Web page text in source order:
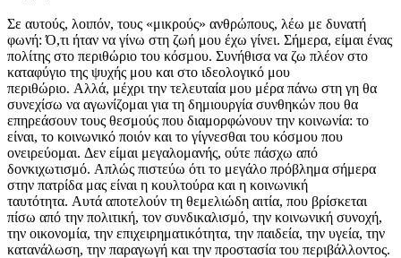
Σε αυτούς, λοιπόν, τους «μικρούς» ανθρώπους, λέω με δυνατή
φωνή: Ό,τι ήταν να γίνω στη ζωή μου έχω γίνει. Σήμερα, είμαι ένας
πολίτης στο περιθώριο του κόσμου. Συνήθισα να ζω πλέον στο
καταφύγιο της ψυχής μου και στο ιδεολογικό μου
περιθώριο. Αλλά, μέχρι την τελευταία μου μέρα πάνω στη γη θα
συνεχίσω να αγωνίζομαι για τη δημιουργία συνθηκών που θα
επηρεάσουν τους θεσμούς που διαμορφώνουν την κοινωνία: το
είναι, το κοινωνικό ποιόν και το γίγνεσθαι του κόσμου που
ονειρεύομαι. Δεν είμαι μεγαλομανής, ούτε πάσχω από
δονκιχωτισμό. Απλώς πιστεύω ότι το μεγάλο πρόβλημα σήμερα
στην πατρίδα μας είναι η κουλτούρα και η κοινωνική
ταυτότητα. Αυτά αποτελούν τη θεμελιώδη αιτία, που βρίσκεται
πίσω από την πολιτική, τον συνδικαλισμό, την κοινωνική συνοχή,
την οικονομία, την επιχειρηματικότητα, την παιδεία, την υγεία, την
κατανάλωση, την παραγωγή και την προστασία του περιβάλλοντος.